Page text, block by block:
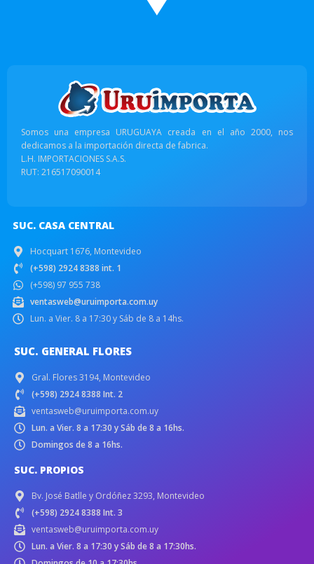
Somos una empresa URUGUAYA creada en el año 2000, nos
dedicamos a la importación directa de fabrica.
L.H. IMPORTACIONES S.A.S.
RUT: 216517090014
SUC. CASA CENTRAL
Hocquart 1676, Montevideo
(+598) 2924 8388 int. 1
(+598) 97 955 738
ventasweb@uruimporta.com.uy
Lun. a Vier. 8 a 17:30 y Sáb de 8 a 14hs.
SUC. GENERAL FLORES
Gral. Flores 3194, Montevideo
(+598) 2924 8388 Int. 2
ventasweb@uruimporta.com.uy
Lun. a Vier. 8 a 17:30 y Sáb de 8 a 16hs.
Domingos de 8 a 16hs.
SUC. PROPIOS
Bv. José Batlle y Ordóñez 3293, Montevideo
(+598) 2924 8388 Int. 3
ventasweb@uruimporta.com.uy
Lun. a Vier. 8 a 17:30 y Sáb de 8 a 17:30hs.